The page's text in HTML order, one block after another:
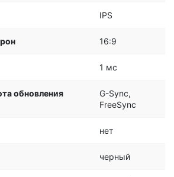
IPS
16:9
1 мс
обновления
G-Sync,
FreeSync
нет
черный